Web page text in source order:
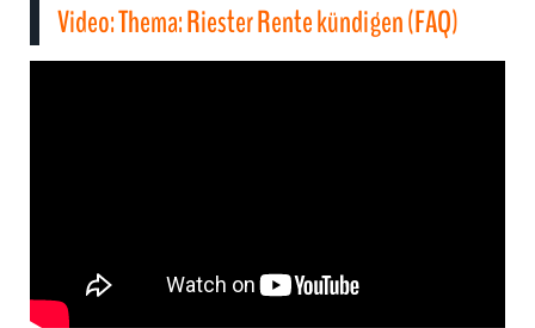
Video: Thema: Riester Rente kündigen (FAQ)